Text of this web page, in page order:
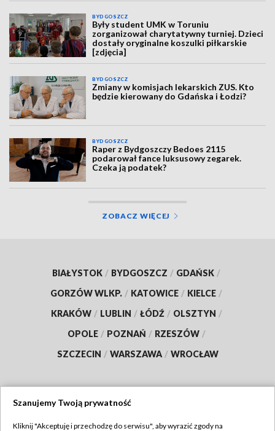
BYDGOSZCZ
Były student UMK w Toruniu
zorganizował charytatywny turniej. Dzieci
dostały oryginalne koszulki piłkarskie
[zdjęcia]
BYDGOSZCZ
Zmiany w komisjach lekarskich ZUS. Kto
będzie kierowany do Gdańska i Łodzi?
BYDGOSZCZ
Raper z Bydgoszczy Bedoes 2115
podarował fance luksusowy zegarek.
Czeka ją podatek?
ZOBACZ WIĘCEJ
BIAŁYSTOK / BYDGOSZCZ / GDAŃSK /
GORZÓW WLKP. / KATOWICE / KIELCE /
KRAKÓW / LUBLIN / ŁÓDŹ / OLSZTYN /
OPOLE / POZNAŃ / RZESZÓW /
SZCZECIN / WARSZAWA / WROCŁAW
Szanujemy Twoją prywatność
Kliknij "Akceptuję i przechodzę do serwisu", aby wyrazić zgody na